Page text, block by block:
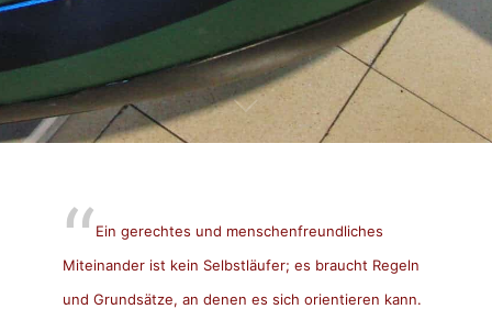
Ein gerechtes und menschenfreundliches
Miteinander ist kein Selbstläufer; es braucht Regeln
und Grundsätze, an denen es sich orientieren kann.